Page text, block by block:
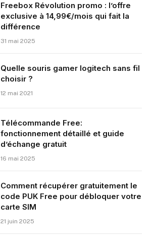
Freebox Révolution promo : l’offre
exclusive à 14,99€/mois qui fait la
différence
31 mai 2025
Quelle souris gamer logitech sans fil
choisir ?
12 mai 2021
Télécommande Free:
fonctionnement détaillé et guide
d’échange gratuit
16 mai 2025
Comment récupérer gratuitement le
code PUK Free pour débloquer votre
carte SIM
21 juin 2025